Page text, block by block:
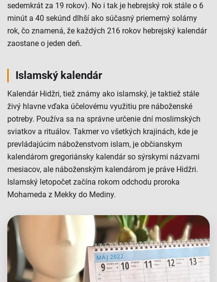
sedemkrát za 19 rokov). No i tak je hebrejský rok stále o 6
minút a 40 sekúnd dlhší ako súčasný priemerný solárny
rok, čo znamená, že každých 216 rokov hebrejský kalendár
zaostane o jeden deň.
Islamský kalendár
Kalendár Hidžri, tiež známy ako islamský, je taktiež stále
živý hlavne vďaka účelovému využitiu pre náboženské
potreby. Používa sa na správne určenie dní moslimských
sviatkov a rituálov. Takmer vo všetkých krajinách, kde je
prevládajúcim náboženstvom islam, je občianskym
kalendárom gregoriánsky kalendár so sýrskymi názvami
mesiacov, ale náboženským kalendárom je práve Hidžri.
Islamský letopočet začína rokom odchodu proroka
Mohameda z Mekky do Mediny.